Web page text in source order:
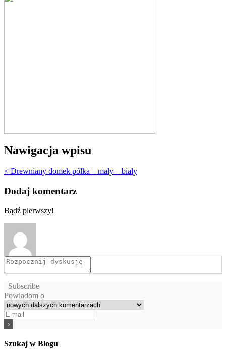
Nawigacja wpisu
< Drewniany domek półka – mały – biały
Dodaj komentarz
Bądź pierwszy!
Subscribe
Powiadom o
Szukaj w Blogu